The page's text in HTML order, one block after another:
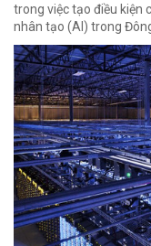
trong việc tạo điều kiện
nhân tạo (AI) trong